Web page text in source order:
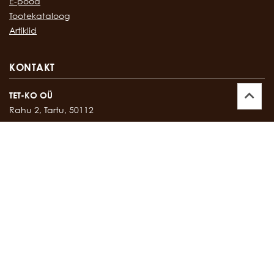
Tootekataloog
Artiklid
KONTAKT
TET-KO OÜ
Rahu 2, Tartu, 50112
Kontor:747 17 35